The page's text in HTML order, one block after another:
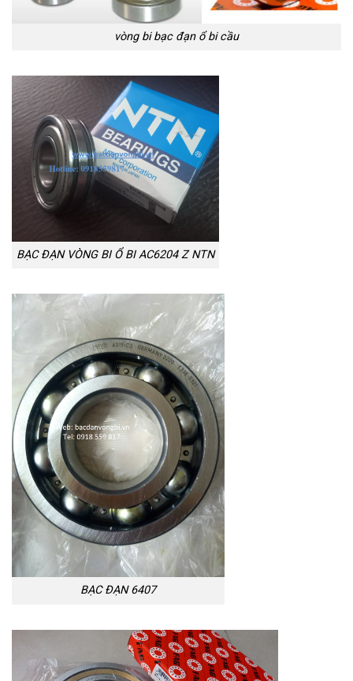
vòng bi bạc đạn ổ bi cầu
BẠC ĐẠN VÒNG BI Ổ BI AC6204 Z NTN
BẠC ĐẠN 6407